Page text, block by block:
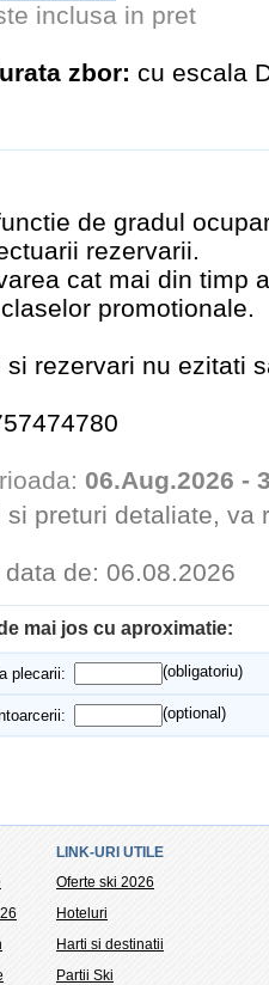
inclusa in pret
zbor: cu escala
de gradul
rezervarii.
cat mai din timp
promotionale.
rezervari nu ezitati
06.Aug.2026 -
preturi detaliate, va
de: 06.08.2026
mai jos cu aproximatie:
plecarii: (obligatoriu)
(optional)
LINK-URI UTILE
Oferte ski 2026
Hoteluri
Harti si destinatii
Partii Ski